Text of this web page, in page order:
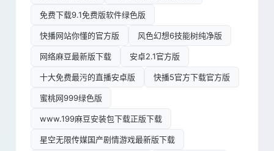
免费下载9.1免费版软件绿色版
快播网站你懂的官方版 风色幻想6技能树纯净版
网络麻豆最新版下载 安卓2.1官方版
十大免费最污的直播安卓版 快播5官方下载官方版
蜜桃网999绿色版
www.199麻豆安装包下载正版下载
星空无限传媒国产剧情游戏最新版下载